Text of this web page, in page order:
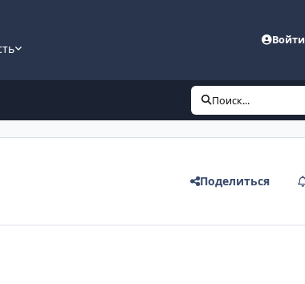
Войти
Поиск...
Поделиться